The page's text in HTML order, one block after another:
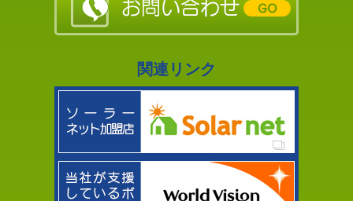
関連リンク